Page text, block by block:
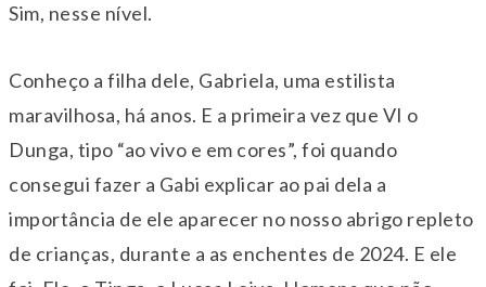
Sim, nesse nível.
Conheço a filha dele, Gabriela, uma estilista
maravilhosa, há anos. E a primeira vez que VI o
Dunga, tipo “ao vivo e em cores”, foi quando
consegui fazer a Gabi explicar ao pai dela a
importância de ele aparecer no nosso abrigo repleto
de crianças, durante a as enchentes de 2024. E ele